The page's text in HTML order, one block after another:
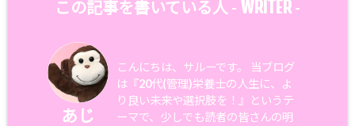
この記事を書いている人 - WRITER -
あじ
こんにちは、サルーです。 当ブログ
は『20代(管理)栄養士の人生に、よ
り良い未来や選択肢を！』というテ
ーマで、少しでも読者の皆さんの明